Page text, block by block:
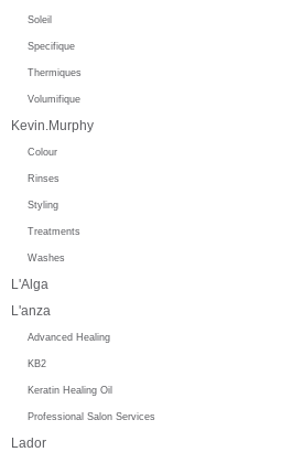
Soleil
Specifique
Thermiques
Volumifique
Kevin.Murphy
Colour
Rinses
Styling
Treatments
Washes
L'Alga
L'anza
Advanced Healing
KB2
Keratin Healing Oil
Professional Salon Services
Lador